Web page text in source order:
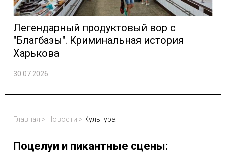
Легендарный продуктовый вор с
"Благбазы". Криминальная история
Харькова
30.07.2026
Главная > Новости > Культура
Поцелуи и пикантные сцены: